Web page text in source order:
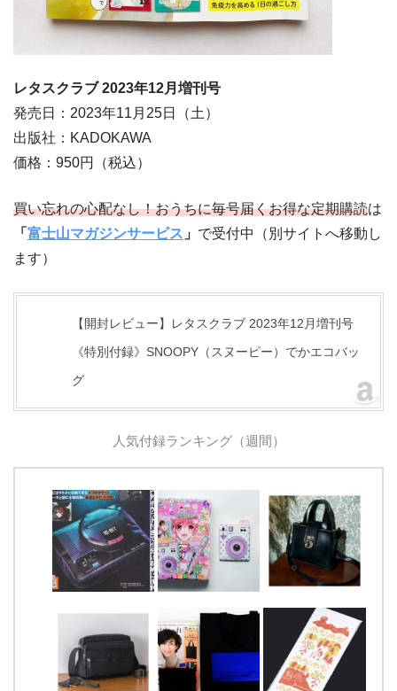
レタスクラブ 2023年12月増刊号
発売日：2023年11月25日（土）
出版社：KADOKAWA
価格：950円（税込）
買い忘れの心配なし！おうちに毎号届くお得な定期購読は
「 富士山マガジンサービス 」 で受付中（別サイトへ移動し
ます）
【開封レビュー】レタスクラブ 2023年12月増刊号
《特別付録》SNOOPY（スヌーピー）でかエコバッ
グ
人気付録ランキング（週間）